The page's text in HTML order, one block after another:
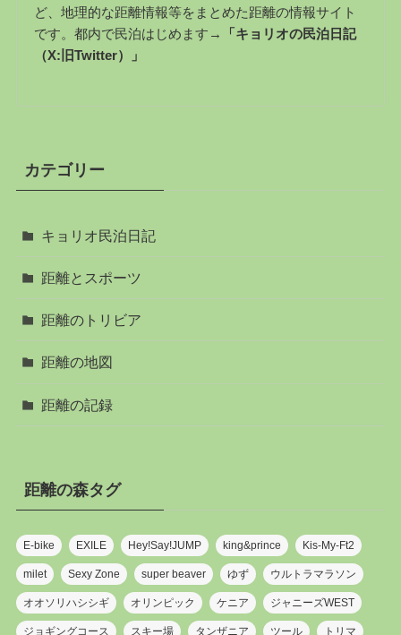
ど、地理的な距離情報等をまとめた距離の情報サイト
です。都内で民泊はじめます→
「キョリオの民泊日記
（X:旧Twitter）」
カテゴリー
キョリオ民泊日記
距離とスポーツ
距離のトリビア
距離の地図
距離の記録
距離の森タグ
E-bike EXILE Hey!Say!JUMP king&prince Kis-My-Ft2
milet Sexy Zone super beaver ゆず ウルトラマラソン
オオソリハシシギ オリンピック ケニア ジャニーズWEST
ジョギングコース スキー場 タンザニア ツール トリマ